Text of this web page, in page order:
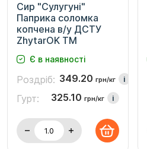
Сир "Сулугуні"
Паприка соломка
копчена в/у ДСТУ
ZhytarOK TM
Є в наявності
Роздріб: 349.20 грн/кг i
Гурт: 325.10 грн/кг i